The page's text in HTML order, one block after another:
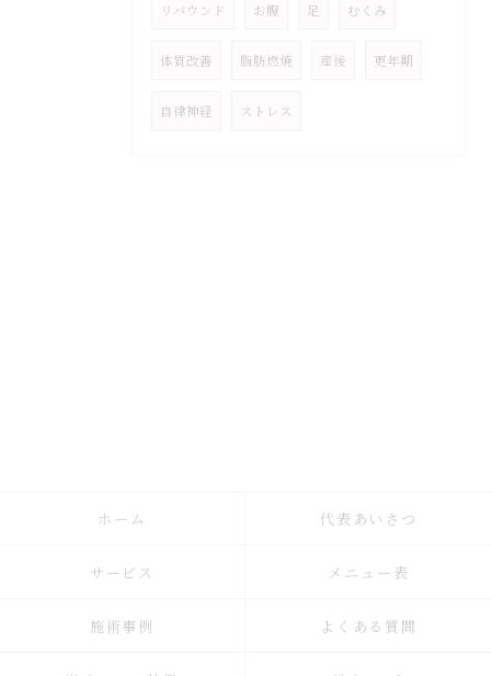
リバウンド お腹 足 むくみ
体質改善 脂肪燃焼 産後 更年期
自律神経 ストレス
ホーム 代表あいさつ
サービス メニュー表
施術事例 よくある質問